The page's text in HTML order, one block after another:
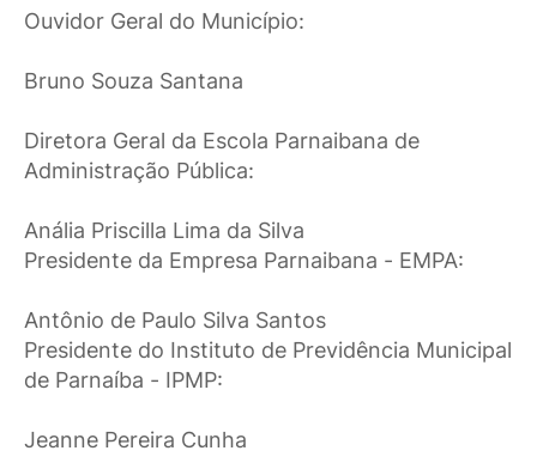
Ouvidor Geral do Município:
Bruno Souza Santana
Diretora Geral da Escola Parnaibana de
Administração Pública:
Anália Priscilla Lima da Silva
Presidente da Empresa Parnaibana - EMPA:
Antônio de Paulo Silva Santos
Presidente do Instituto de Previdência Municipal
de Parnaíba - IPMP:
Jeanne Pereira Cunha